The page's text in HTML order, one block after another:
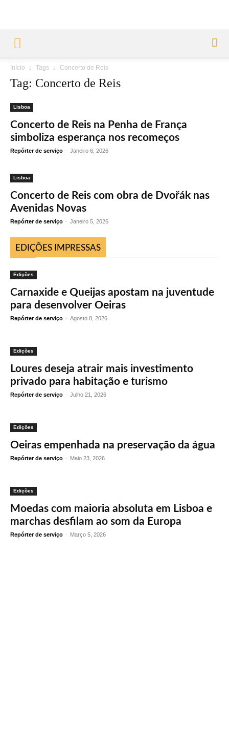
Início Tags Concerto de Reis
Tag: Concerto de Reis
Lisboa
Concerto de Reis na Penha de França
simboliza esperança nos recomeços
Repórter de serviço - Janeiro 6, 2026
Lisboa
Concerto de Reis com obra de Dvořák nas
Avenidas Novas
Repórter de serviço - Janeiro 5, 2026
EDIÇÕES IMPRESSAS
Edições
Carnaxide e Queijas apostam na juventude
para desenvolver Oeiras
Repórter de serviço - Agosto 8, 2026
Edições
Loures deseja atrair mais investimento
privado para habitação e turismo
Repórter de serviço - Julho 21, 2026
Edições
Oeiras empenhada na preservação da água
Repórter de serviço - Maio 23, 2026
Edições
Moedas com maioria absoluta em Lisboa e
marchas desfilam ao som da Europa
Repórter de serviço - Março 5, 2026